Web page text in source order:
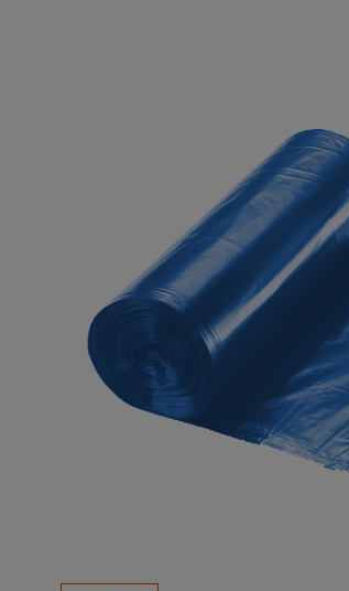
Zobacz wszystkie
Narzędzia ogrodnicze
Nasiona
Podłoża
Pozostałe
Środki ochrony roślin
Środki ochrony roślin dla
Zobacz